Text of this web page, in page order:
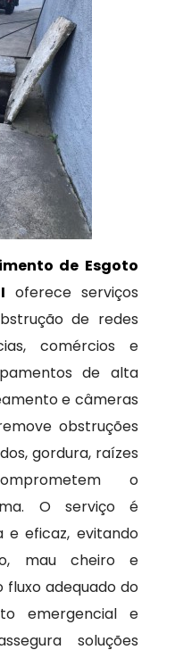
de Esgoto
oferece serviços
de redes
comércios e
de alta
e câmeras
obstruções
gordura, raízes
o
O serviço é
e eficaz, evitando
mau cheiro e
adequado do
emergencial e
soluções